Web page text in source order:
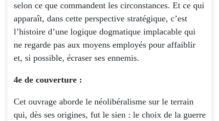
selon ce que commandent les circonstances. Et ce qui
apparaît, dans cette perspective stratégique, c’est
l’histoire d’une logique dogmatique implacable qui
ne regarde pas aux moyens employés pour affaiblir
et, si possible, écraser ses ennemis.
4e de couverture :
Cet ouvrage aborde le néolibéralisme sur le terrain
qui, dès ses origines, fut le sien : le choix de la guerre